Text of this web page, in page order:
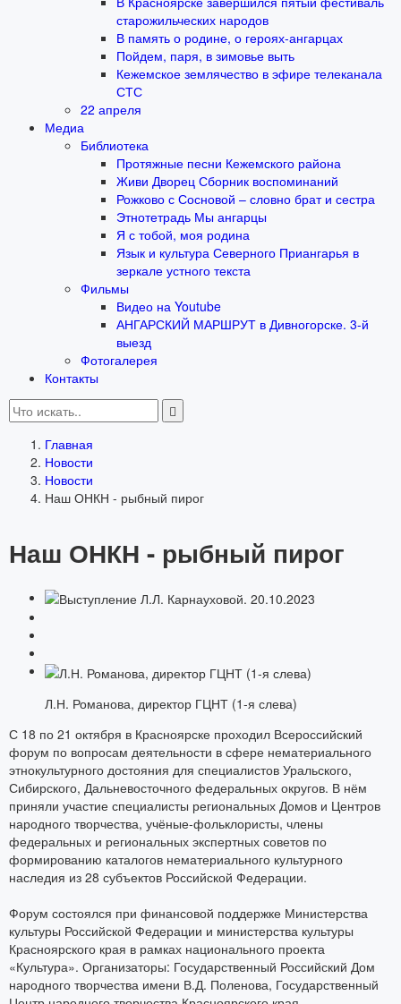
старожильческих народов
В память о родине, о героях-ангарцах
Пойдем, паря, в зимовье выть
Кежемское землячество в эфире телеканала
СТС
22 апреля
Медиа
Библиотека
Протяжные песни Кежемского района
Живи Дворец Сборник воспоминаний
Рожково с Сосновой – словно брат и сестра
Этнотетрадь Мы ангарцы
Я с тобой, моя родина
Язык и культура Северного Приангарья в
зеркале устного текста
Фильмы
Видео на Youtube
АНГАРСКИЙ МАРШРУТ в Дивногорске. 3-й
выезд
Фотогалерея
Контакты
Главная
Новости
Новости
Наш ОНКН - рыбный пирог
Наш ОНКН - рыбный пирог
Л.Н. Романова, директор ГЦНТ (1-я слева)
С 18 по 21 октября в Красноярске проходил Всероссийский
форум по вопросам деятельности в сфере нематериального
этнокультурного достояния для специалистов Уральского,
Сибирского, Дальневосточного федеральных округов. В нём
приняли участие специалисты региональных Домов и Центров
народного творчества, учёные-фольклористы, члены
федеральных и региональных экспертных советов по
формированию каталогов нематериального культурного
наследия из 28 субъектов Российской Федерации.
Форум состоялся при финансовой поддержке Министерства
культуры Российской Федерации и министерства культуры
Красноярского края в рамках национального проекта
«Культура». Организаторы: Государственный Российский Дом
народного творчества имени В.Д. Поленова, Государственный